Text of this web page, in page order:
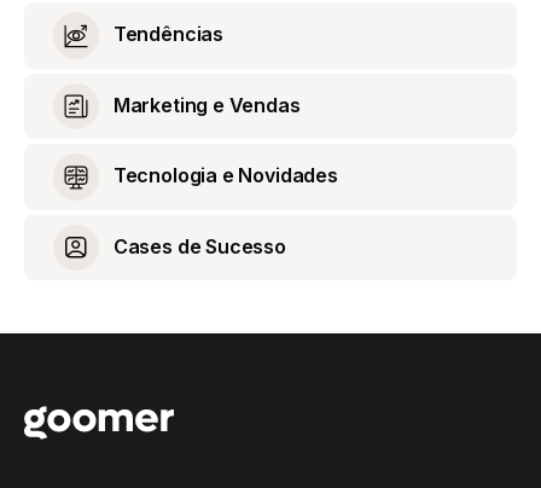
Tendências
Marketing e Vendas
Tecnologia e Novidades
Cases de Sucesso